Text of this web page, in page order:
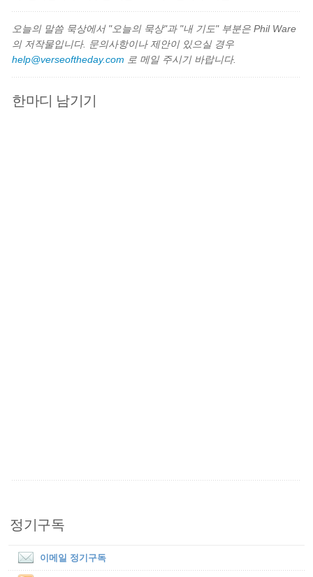
오늘의 말씀 묵상에서 "오늘의 묵상"과 "내 기도" 부분은 Phil Ware
의 저작물입니다. 문의사항이나 제안이 있으실 경우
help@verseoftheday.com 로 메일 주시기 바랍니다.
한마디 남기기
정기구독
이메일 정기구독